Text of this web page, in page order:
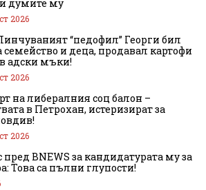
думите му
2026
“педофил” Георги бил
семейство и деца, продавал картофи
адски мъки!
2026
на либералния соц балон –
в Петрохан, истеризират за
2026
BNEWS за кандидатурата му за
Това са пълни глупости!